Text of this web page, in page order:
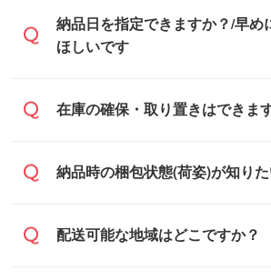
また、卒業・卒園記念品で対策
人様からご注文いただく場合で
い元が学校や幼稚園・保育園で
す。
でお送りします。
原本の郵送をご希望の場合は、
備考欄』よりお知らせください。
・印刷する場合(500個程度)
ご入金、イメージ画像の校了か
・商品のみ注文する場合(サンプ
ご入金確認後、1～2営業日で出
ます。
納期は商品や数量、印刷方法、ご
納品日を指定できますか？/早め
ほしいです
ご希望の納期がある場合は、お問
在庫状況や印刷スケジュールを
また、お急ぎで印刷をご希望の
短5営業日で出荷可能な商品もご
在庫の確保・取り置きはできま
ご入金確認後に在庫を確保し、
ださい。
納品時の梱包状態(荷姿)が知り
商品によって異なります。各ペ
配送可能な地域はどこですか？